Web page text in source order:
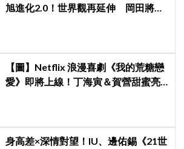
旭進化2.0！世界觀再延伸 岡田將生
【圖】Netflix 浪漫喜劇《我的荒糖戀
愛》即將上線！丁海寅＆賀營甜蜜亮
身高差×深情對望！IU、邊佑錫《21世